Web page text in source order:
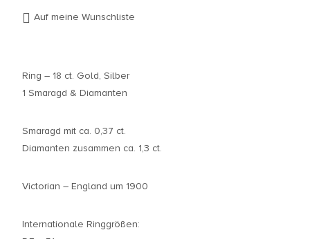
Auf meine Wunschliste
Ring – 18 ct. Gold, Silber
1 Smaragd & Diamanten
Smaragd mit ca. 0,37 ct.
Diamanten zusammen ca. 1,3 ct.
Victorian – England um 1900
Internationale Ringgrößen: